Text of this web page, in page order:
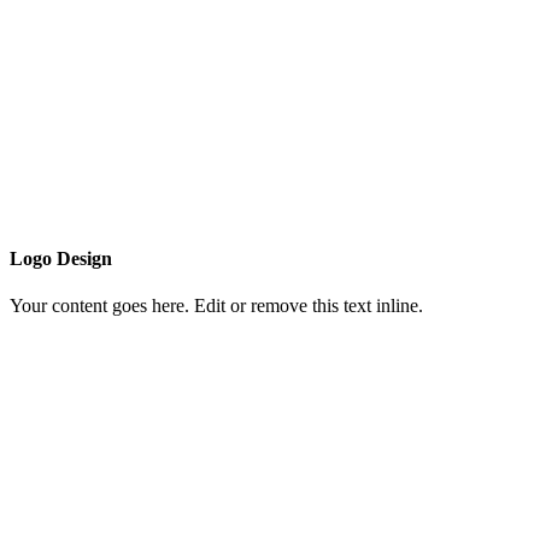
Logo Design
Your content goes here. Edit or remove this text inline.